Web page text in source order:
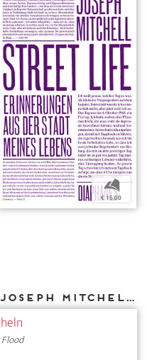
b
€ 15,00
Weitere Texte von Joseph Mitchell bei DIAPHANES